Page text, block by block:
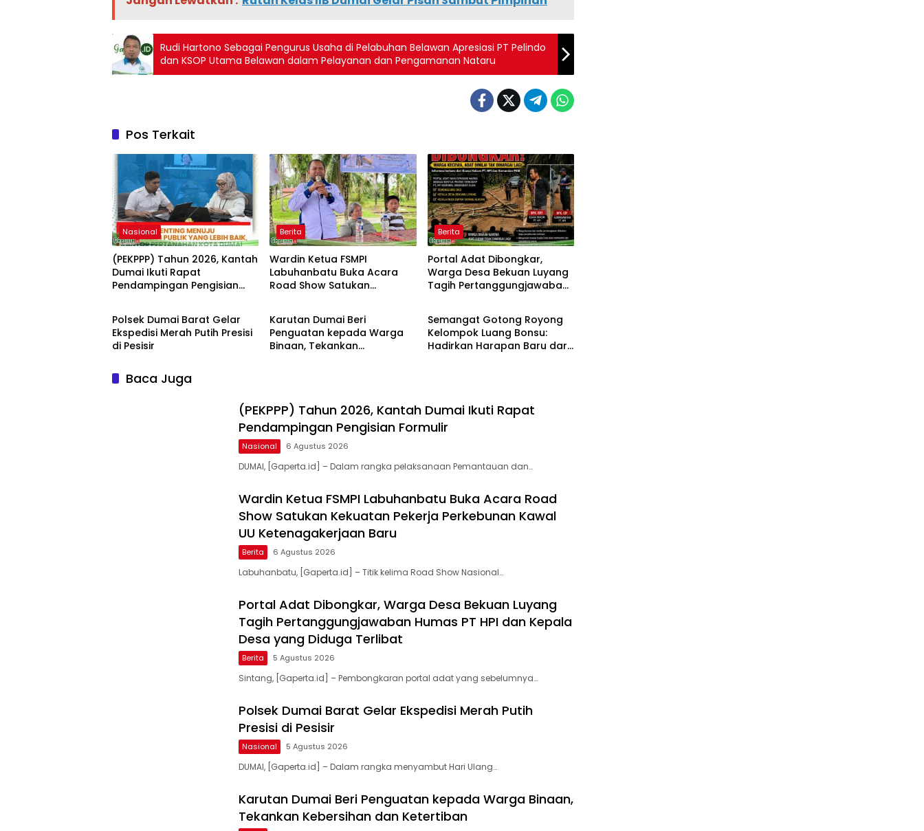
Rudi Hartono Sebagai Pengurus Usaha di Pelabuhan Belawan Apresiasi PT Pelindo
dan KSOP Utama Belawan dalam Pelayanan dan Pengamanan Nataru
Pos Terkait
Nasional
(PEKPPP) Tahun 2026, Kantah
Dumai Ikuti Rapat
Pendampingan Pengisian
Berita
Wardin Ketua FSMPI
Labuhanbatu Buka Acara
Road Show Satukan
Ketenagakerjaan Baru
Berita
Portal Adat Dibongkar,
Warga Desa Bekuan Luyang
Tagih Pertanggungjawaban
Nasional
Polsek Dumai Barat Gelar
Ekspedisi Merah Putih Presisi
di Pesisir
Berita
Karutan Dumai Beri
Penguatan kepada Warga
Binaan, Tekankan
Berita
Semangat Gotong Royong
Kelompok Luang Bonsu:
Hadirkan Harapan Baru dari
Baca Juga
(PEKPPP) Tahun 2026, Kantah Dumai Ikuti Rapat
Pendampingan Pengisian Formulir
Nasional 6 Agustus 2026
DUMAI, [Gaperta.id] – Dalam rangka pelaksanaan Pemantauan dan…
Wardin Ketua FSMPI Labuhanbatu Buka Acara Road
Show Satukan Kekuatan Pekerja Perkebunan Kawal
UU Ketenagakerjaan Baru
Berita 6 Agustus 2026
Labuhanbatu, [Gaperta.id] – Titik kelima Road Show Nasional…
Portal Adat Dibongkar, Warga Desa Bekuan Luyang
Tagih Pertanggungjawaban Humas PT HPI dan Kepala
Desa yang Diduga Terlibat
Berita 5 Agustus 2026
Sintang, [Gaperta.id] – Pembongkaran portal adat yang sebelumnya…
Polsek Dumai Barat Gelar Ekspedisi Merah Putih
Presisi di Pesisir
Nasional 5 Agustus 2026
DUMAI, [Gaperta.id] – Dalam rangka menyambut Hari Ulang…
Karutan Dumai Beri Penguatan kepada Warga Binaan,
Tekankan Kebersihan dan Ketertiban